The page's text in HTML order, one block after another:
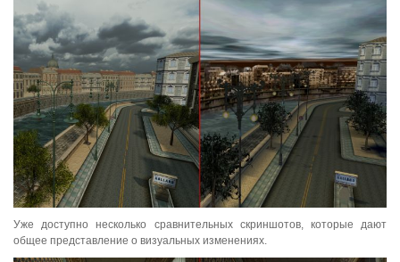
Уже доступно несколько сравнительных скриншотов, которые дают
общее представление о визуальных изменениях.